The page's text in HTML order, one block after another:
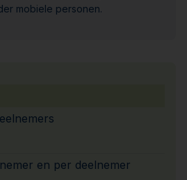
mobiele personen.
en per deelnemer